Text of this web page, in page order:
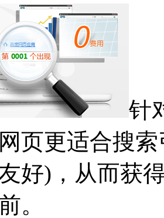
针
页更适合搜
好)，从而获
。